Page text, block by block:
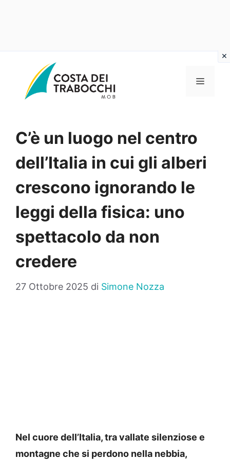
contenuto
MENU
C’è un luogo nel centro
dell’Italia in cui gli alberi
crescono ignorando le
leggi della fisica: uno
spettacolo da non
credere
27 Ottobre 2025 di Simone Nozza
Nel cuore dell’Italia, tra vallate silenziose e
montagne che si perdono nella nebbia,